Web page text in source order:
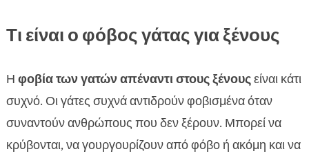
Τι είναι ο φόβος γάτας για ξένους
Η φοβία των γατών απέναντι στους ξένουςείναι κάτι
συχνό. Οι γάτες συχνά αντιδρούν φοβισμένα όταν
συναντούν ανθρώπους που δεν ξέρουν. Μπορεί να
κρύβονται, να γουργουρίζουν από φόβο ή ακόμη και να